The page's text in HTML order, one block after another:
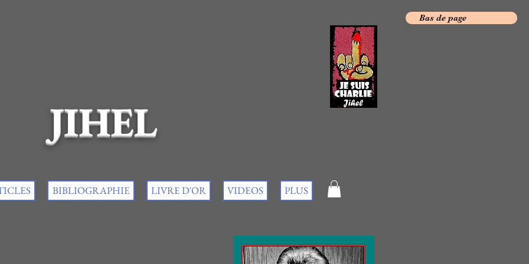
Bas de page
JIHEL
BIBLIOGRAPHIE LIVRE D'OR VIDEOS PLUS